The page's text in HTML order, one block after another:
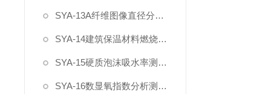
SYA-13A纤维图像直径分析测定仪（0.01μm）
SYA-14建筑保温材料燃烧性能检测装置
SYA-15硬质泡沫吸水率测定仪
SYA-16数显氧指数分析测定仪